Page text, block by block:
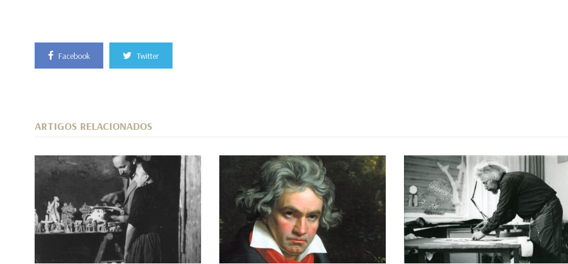
Facebook Twitter
ARTIGOS RELACIONADOS